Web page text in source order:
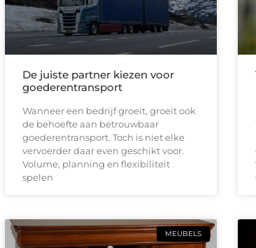
De juiste partner kiezen voor
goederentransport
Wanneer een bedrijf groeit, groeit ook
de behoefte aan betrouwbaar
goederentransport. Toch is niet elke
vervoerder daar even geschikt voor.
Volume, planning en flexibiliteit
spelen
MEUBELS